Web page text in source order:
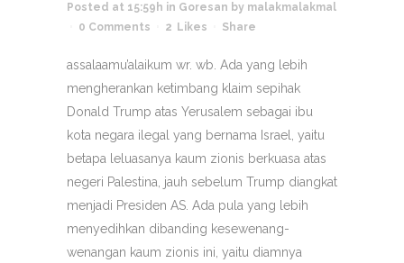
Posted at 15:59h in Goresan by malakmalakmal
0 Comments
2 Likes Share
assalaamu’alaikum wr. wb. Ada yang lebih
mengherankan ketimbang klaim sepihak
Donald Trump atas Yerusalem sebagai ibu
kota negara ilegal yang bernama Israel, yaitu
betapa leluasanya kaum zionis berkuasa atas
negeri Palestina, jauh sebelum Trump diangkat
menjadi Presiden AS. Ada pula yang lebih
menyedihkan dibanding kesewenang-
wenangan kaum zionis ini, yaitu diamnya